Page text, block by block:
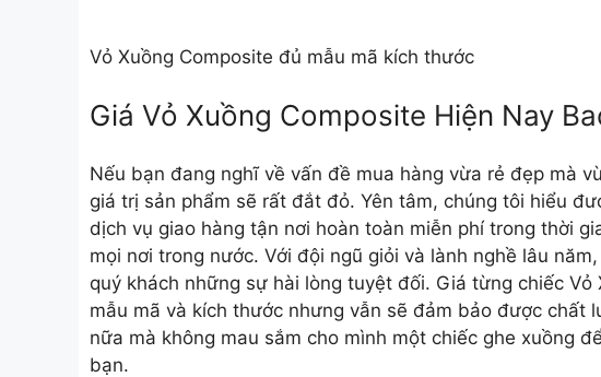
Vỏ Xuồng Composite đủ mẫu mã kích thước
Giá Vỏ Xuồng Composite Hiện Nay
Nếu bạn đang nghĩ về vấn đề mua hàng vừa rẻ đẹp mà
giá trị sản phẩm sẽ rất đắt đỏ. Yên tâm, chúng tôi hiểu
dịch vụ giao hàng tận nơi hoàn toàn miễn phí trong thời
mọi nơi trong nước. Với đội ngũ giỏi và lành nghề lâu
quý khách những sự hài lòng tuyệt đối. Giá từng chiếc
mẫu mã và kích thước nhưng vẫn sẽ đảm bảo được chất
nữa mà không mau sắm cho mình một chiếc ghe xuồng
bạn.